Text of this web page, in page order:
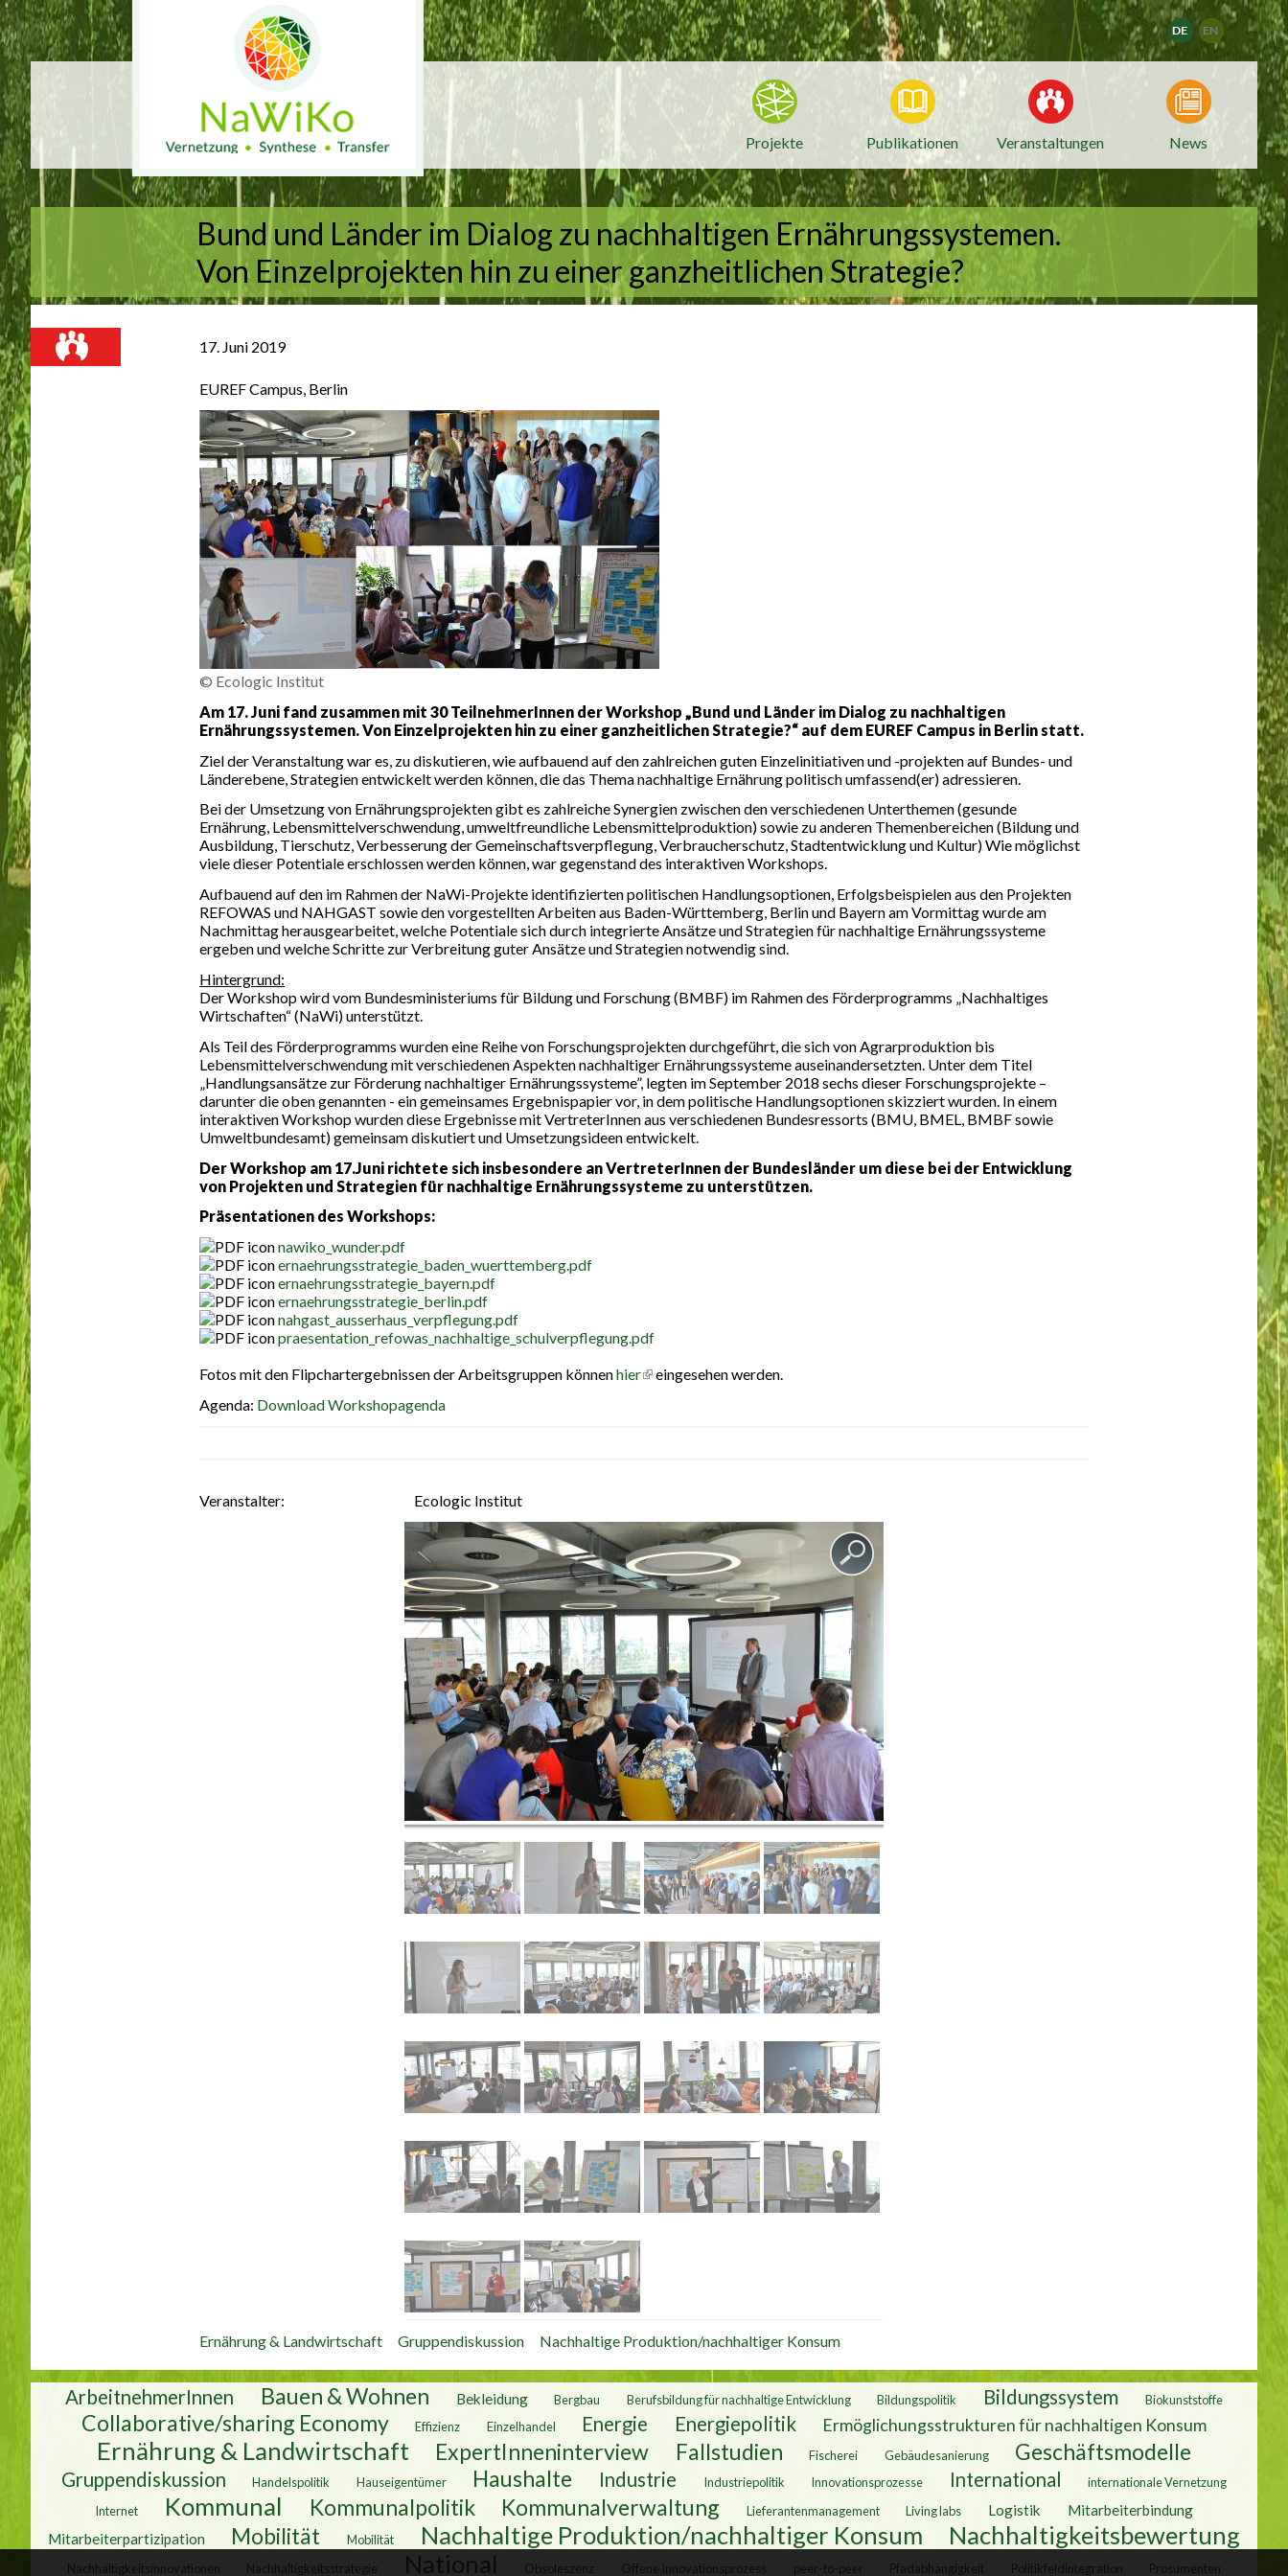
Deutsch
Projekte Publikationen Veranstaltungen News
Bund und Länder im Dialog zu nachhaltigen Ernährungssystemen.
Von Einzelprojekten hin zu einer ganzheitlichen Strategie?
17. Juni 2019
EUREF Campus, Berlin
© Ecologic Institut
Am 17. Juni fand zusammen mit 30 TeilnehmerInnen der Workshop „Bund und Länder im Dialog zu nachhaltigen
Ernährungssystemen. Von Einzelprojekten hin zu einer ganzheitlichen Strategie?“ auf dem EUREF Campus in Berlin statt.
Ziel der Veranstaltung war es, zu diskutieren, wie aufbauend auf den zahlreichen guten Einzelinitiativen und -projekten auf Bundes- und
Länderebene, Strategien entwickelt werden können, die das Thema nachhaltige Ernährung politisch umfassend(er) adressieren.
Bei der Umsetzung von Ernährungsprojekten gibt es zahlreiche Synergien zwischen den verschiedenen Unterthemen (gesunde
Ernährung, Lebensmittelverschwendung, umweltfreundliche Lebensmittelproduktion) sowie zu anderen Themenbereichen (Bildung und
Ausbildung, Tierschutz, Verbesserung der Gemeinschaftsverpflegung, Verbraucherschutz, Stadtentwicklung und Kultur) Wie möglichst
viele dieser Potentiale erschlossen werden können, war gegenstand des interaktiven Workshops.
Aufbauend auf den im Rahmen der NaWi-Projekte identifizierten politischen Handlungsoptionen, Erfolgsbeispielen aus den Projekten
REFOWAS und NAHGAST sowie den vorgestellten Arbeiten aus Baden-Württemberg, Berlin und Bayern am Vormittag wurde am
Nachmittag herausgearbeitet, welche Potentiale sich durch integrierte Ansätze und Strategien für nachhaltige Ernährungssysteme
ergeben und welche Schritte zur Verbreitung guter Ansätze und Strategien notwendig sind.
Hintergrund:
Der Workshop wird vom Bundesministeriums für Bildung und Forschung (BMBF) im Rahmen des Förderprogramms „Nachhaltiges
Wirtschaften“ (NaWi) unterstützt.
Als Teil des Förderprogramms wurden eine Reihe von Forschungsprojekten durchgeführt, die sich von Agrarproduktion bis
Lebensmittelverschwendung mit verschiedenen Aspekten nachhaltiger Ernährungssysteme auseinandersetzten. Unter dem Titel
„Handlungsansätze zur Förderung nachhaltiger Ernährungssysteme”, legten im September 2018 sechs dieser Forschungsprojekte –
darunter die oben genannten - ein gemeinsames Ergebnispapier vor, in dem politische Handlungsoptionen skizziert wurden. In einem
interaktiven Workshop wurden diese Ergebnisse mit VertreterInnen aus verschiedenen Bundesressorts (BMU, BMEL, BMBF sowie
Umweltbundesamt) gemeinsam diskutiert und Umsetzungsideen entwickelt.
Der Workshop am 17.Juni richtete sich insbesondere an VertreterInnen der Bundesländer um diese bei der Entwicklung
von Projekten und Strategien für nachhaltige Ernährungssysteme zu unterstützen.
Präsentationen des Workshops:
nawiko_wunder.pdf
ernaehrungsstrategie_baden_wuerttemberg.pdf
ernaehrungsstrategie_bayern.pdf
ernaehrungsstrategie_berlin.pdf
nahgast_ausserhaus_verpflegung.pdf
praesentation_refowas_nachhaltige_schulverpflegung.pdf
Fotos mit den Flipchartergebnissen der Arbeitsgruppen könnenhier(link is external)
eingesehen werden.
Agenda: Download Workshopagenda
Veranstalter: Ecologic Institut
Ernährung & Landwirtschaft Gruppendiskussion Nachhaltige Produktion/nachhaltiger Konsum
ArbeitnehmerInnen Bauen & Wohnen Bekleidung Bergbau Berufsbildung für nachhaltige Entwicklung Bildungspolitik Bildungssystem Biokunststoffe
Collaborative/sharing Economy Effizienz Einzelhandel Energie Energiepolitik Ermöglichungsstrukturen für nachhaltigen Konsum
Ernährung & Landwirtschaft ExpertInneninterview Fallstudien Fischerei Gebäudesanierung Geschäftsmodelle
Gruppendiskussion Handelspolitik Hauseigentümer Haushalte Industrie Industriepolitik Innovationsprozesse International
internationale Vernetzung
Internet
Kommunal Kommunalpolitik Kommunalverwaltung Lieferantenmanagement Living labs Logistik
Mitarbeiterbindung
Mitarbeiterpartizipation
Mobilität Mobilität Nachhaltige Produktion/nachhaltiger Konsum Nachhaltigkeitsbewertung
Nachhaltigkeitsinnovationen Nachhaltigkeitsstrategie National Obsoleszenz Offene Innovationsprozess peer-to-peer Pfadabhängigkeit Politikfeldintegration Prosumenten